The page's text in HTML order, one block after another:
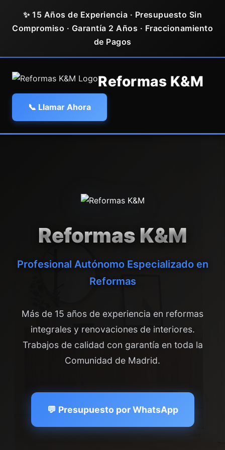
✨ 15 Años de Experiencia · Presupuesto Sin
Compromiso · Garantía 2 Años · Fraccionamiento
de Pagos
Reformas K&M
📞 Llamar Ahora
Reformas K&M
Profesional Autónomo Especializado en
Reformas
Más de 15 años de experiencia en reformas
integrales y renovaciones de interiores.
Trabajos de calidad con garantía en toda la
Comunidad de Madrid.
💬 Presupuesto por WhatsApp